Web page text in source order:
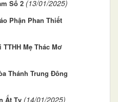
Số 2 (13/01/2025)
Phận Phan Thiết
Mẹ Thác Mơ
Thánh Trung Đông
Ất Tỵ (14/01/2025)